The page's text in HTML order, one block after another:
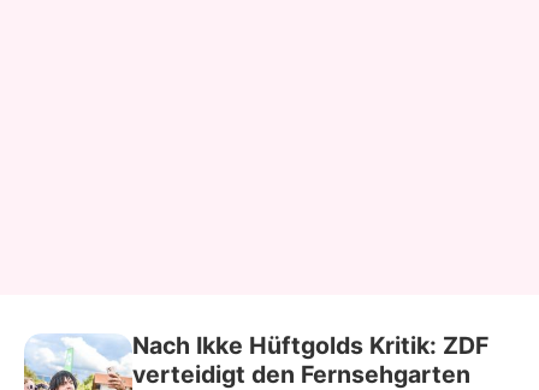
Nach Ikke Hüftgolds Kritik: ZDF
verteidigt den Fernsehgarten